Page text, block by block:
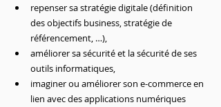
repenser sa stratégie digitale (définition
des objectifs business, stratégie de
référencement, …),
améliorer sa sécurité et la sécurité de ses
outils informatiques,
imaginer ou améliorer son e-commerce en
lien avec des applications numériques